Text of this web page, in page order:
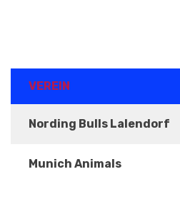
VEREIN
Nording Bulls Lalendorf
Munich Animals